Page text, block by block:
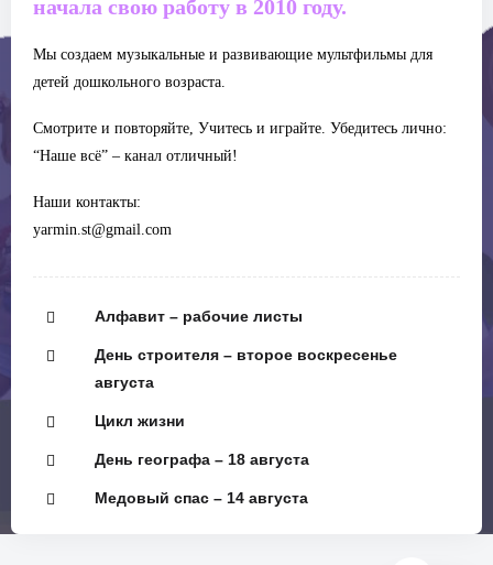
начала свою работу в 2010 году.
Мы создаем музыкальные и развивающие мультфильмы для
детей дошкольного возраста.
Смотрите и повторяйте, Учитесь и играйте. Убедитесь лично:
“Наше всё” – канал отличный!
Наши контакты:
yarmin.st@gmail.com
Алфавит – рабочие листы
День строителя – второе воскресенье
августа
Цикл жизни
День географа – 18 августа
Медовый спас – 14 августа